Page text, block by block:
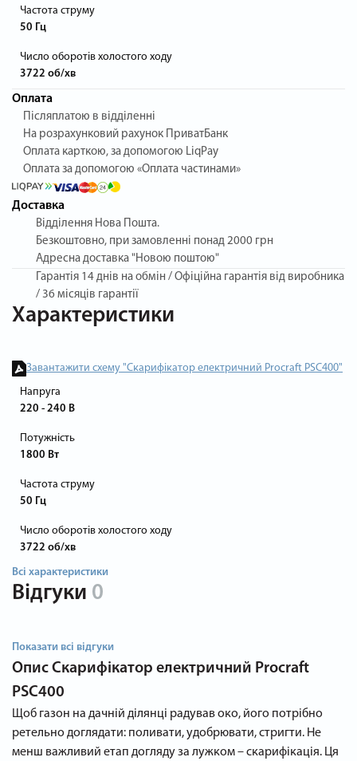
Частота струму
50 Гц
Число оборотів холостого ходу
3722 об/хв
Оплата
Післяплатою в відділенні
На розрахунковий рахунок ПриватБанк
Оплата карткою, за допомогою LiqPay
Оплата за допомогою «Оплата частинами»
Доставка
Відділення Нова Пошта.
Безкоштовно, при замовленні понад 2000 грн
Адресна доставка "Новою поштою"
Гарантія 14 днів на обмін / Офіційна гарантія від виробника
/ 36 місяців гарантії
Характеристики
Завантажити схему "Скарифікатор електричний Procraft PSC400"
Напруга
220 - 240 В
Потужність
1800 Вт
Частота струму
50 Гц
Число оборотів холостого ходу
3722 об/хв
Всі характеристики
Відгуки 0
Показати всі відгуки
Опис Скарифікатор електричний Procraft
PSC400
Щоб газон на дачній ділянці радував око, його потрібно
ретельно доглядати: поливати, удобрювати, стригти. Не
менш важливий етап догляду за лужком – скарифікація. Ця